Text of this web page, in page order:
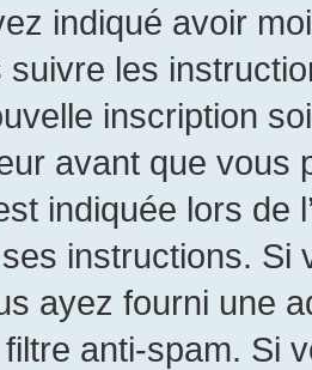
indiqué avoir
suivre les
inscription
avant que
indiquée lors de
instructions. Si
ayez fourni une
anti-spam. Si